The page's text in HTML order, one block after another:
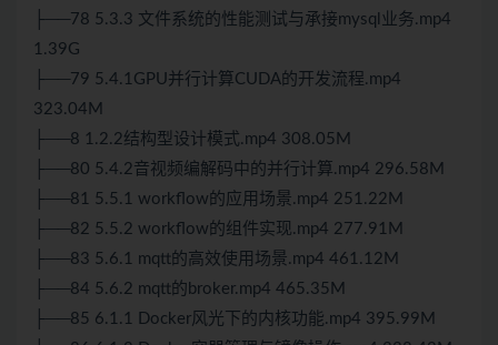
├──78 5.3.3 文件系统的性能测试与承接mysql业务.mp4
1.39G
├──79 5.4.1GPU并行计算CUDA的开发流程.mp4
323.04M
├──8 1.2.2结构型设计模式.mp4 308.05M
├──80 5.4.2音视频编解码中的并行计算.mp4 296.58M
├──81 5.5.1 workflow的应用场景.mp4 251.22M
├──82 5.5.2 workflow的组件实现.mp4 277.91M
├──83 5.6.1 mqtt的高效使用场景.mp4 461.12M
├──84 5.6.2 mqtt的broker.mp4 465.35M
├──85 6.1.1 Docker风光下的内核功能.mp4 395.99M